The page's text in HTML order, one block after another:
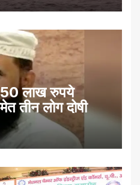
लाख रुपये
तीन लोग दोषी